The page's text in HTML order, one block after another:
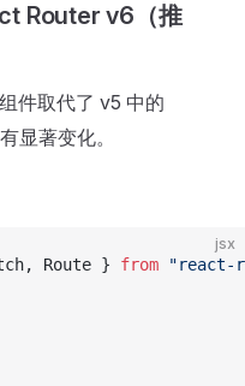
Router v6（推
组件取代了 v5 中的
显著变化。
jsx
Route } from "react-